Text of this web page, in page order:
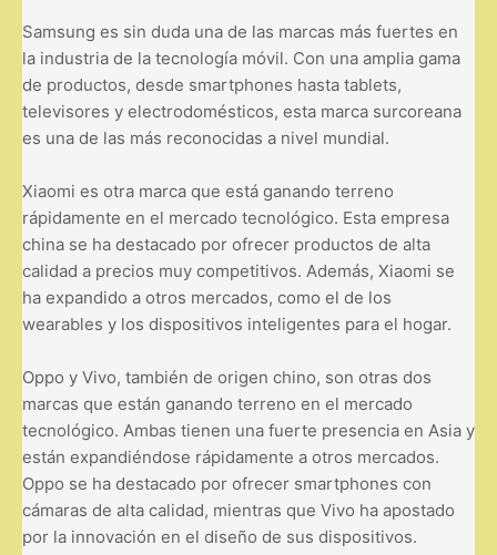
Samsung es sin duda una de las marcas más fuertes en
la industria de la tecnología móvil. Con una amplia gama
de productos, desde smartphones hasta tablets,
televisores y electrodomésticos, esta marca surcoreana
es una de las más reconocidas a nivel mundial.
Xiaomi es otra marca que está ganando terreno
rápidamente en el mercado tecnológico. Esta empresa
china se ha destacado por ofrecer productos de alta
calidad a precios muy competitivos. Además, Xiaomi se
ha expandido a otros mercados, como el de los
wearables y los dispositivos inteligentes para el hogar.
Oppo y Vivo, también de origen chino, son otras dos
marcas que están ganando terreno en el mercado
tecnológico. Ambas tienen una fuerte presencia en Asia y
están expandiéndose rápidamente a otros mercados.
Oppo se ha destacado por ofrecer smartphones con
cámaras de alta calidad, mientras que Vivo ha apostado
por la innovación en el diseño de sus dispositivos.